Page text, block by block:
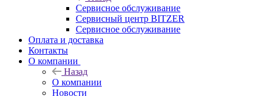
Сервисное обслуживание
Сервисный центр BITZER
Сервисное обслуживание
Оплата и доставка
Контакты
О компании
Назад
О компании
Новости